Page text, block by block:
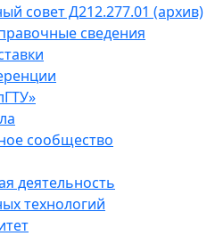
совет Д212.277.01 (архив)
сведения
сообщество
деятельность
технологий